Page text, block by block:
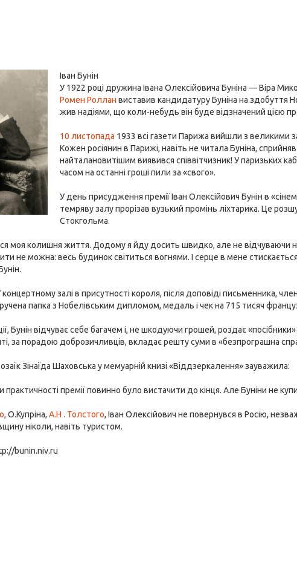
Іван Бунін
У 1922 році дружина Івана Олексійовича Буніна — Віра
Ромен Роллан виставив кандидатуру Буніна на здобуття
жив надіями, що коли-небудь він буде відзначений цією
10 листопада 1933 всі газети Парижа вийшли з великими
Кожен росіянин в Парижі, навіть не читала Буніна,
найталановитішим виявився співвітчизник! У паризьких
часом на останні гроші пили за «свого».
У день присудження премії Іван Олексійович Бунін в
темряву залу прорізав вузький промінь ліхтарика. Це
Стокгольма.
моя колишня життя. Додому я йду досить швидко, але не відчуваючи
не можна: весь будинок світиться вогнями. І серце в мене
залі в присутності короля, після доповіді письменника,
папка з Нобелівським дипломом, медаль і чек на 715 тисяч
Бунін відчуває себе багачем і, не шкодуючи грошей, роздає
за порадою доброзичливців, вкладає решту суми в «безпрограшна
Зінаїда Шаховська у мемуарній книзі «Віддзеркалення» зауважила:
практичності премії повинно було вистачити до кінця. Але Буніни не
, О.Купріна,А.Н . Толстого, Іван Олексійович не повернувся в Росію,
ніколи, навіть туристом.
bunin.niv.ru